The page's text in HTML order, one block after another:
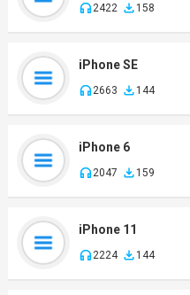
2422 158
iPhone SE
2663 144
iPhone 6
2047 159
iPhone 11
2224 144